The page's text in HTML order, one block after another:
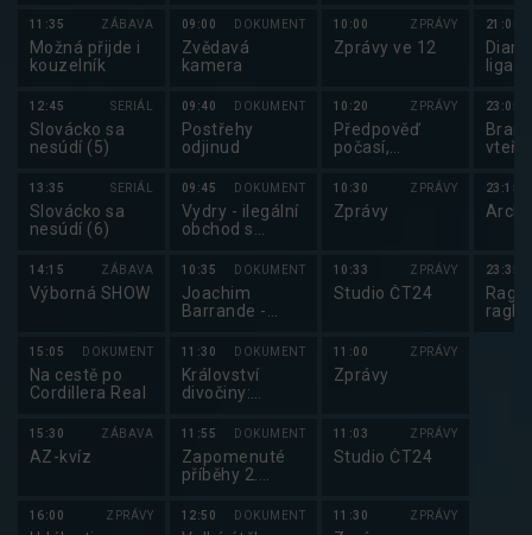
11:35 ZÁBAVA
Možná přijde i
kouzelník
12:45 SERIÁL
Slovácko sa
nesúdí (5)
13:35 SERIÁL
Slovácko sa
nesúdí (6)
14:15 ZÁBAVA
Výborná SHOW
15:05 DOKUMENT
Na cestě po
Cordillera Real
15:30 ZÁBAVA
AZ-kvíz
16:00 ZPRÁVY
09:00 DOKUMENT
Zvědavá
kamera
09:40 DOKUMENT
Postřehy
odjinud
09:45 DOKUMENT
Vydry - ilegální
obchod s
zvířaty
10:35 DOKUMENT
Joachim
Barrande -
11:30 DOKUMENT
Království
divočiny:
11:55 DOKUMENT
Zapomenuté
příběhy 2.
(5/6)
12:50 DOKUMENT
10:00 ZPRÁVY
Zprávy ve 12
10:20 ZPRÁVY
Předpověď
počasí,
zprávy
10:30 ZPRÁVY
Zprávy
10:33 ZPRÁVY
Studio ČT24
11:00 ZPRÁVY
Zprávy
11:03 ZPRÁVY
Studio ČT24
11:30 ZPRÁVY
21:00
liga
23:05
23:15
23:35
ragby